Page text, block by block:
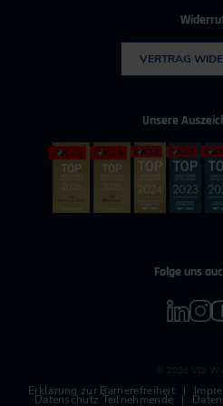
VERTRAG
Unsere
Folge uns
© 2026 VDI
Erklärung zur Barrierefreiheit
Datenschutz Teilnehmende